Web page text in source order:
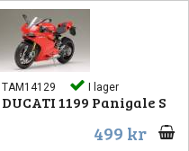
TAM14129 I lager
DUCATI 1199 Panigale S
499 kr